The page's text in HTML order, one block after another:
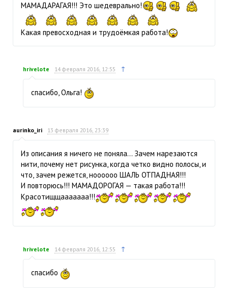
МАМАДАРАГАЯ!!! Это шедеврально!
Какая превосходная и трудоёмкая работа!
hrivelote 14 февраля 2016, 12:55 ↑
спасибо, Ольга!
aurinko_iri 13 февраля 2016, 23:39
Из описания я ничего не поняла… Зачем нарезаются
нити, почему нет рисунка, когда четко видно полосы, и
что, зачем режется, ноооооо ШАЛЬ ОТПАДНАЯ!!!
И повторюсь!!! МАМАДОРОГАЯ — такая работа!!!
Красотищщааааааа!!!
hrivelote 14 февраля 2016, 12:55 ↑
спасибо